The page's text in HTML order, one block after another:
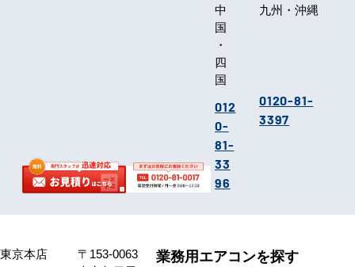
中
国
・
四
国
012
0-
81-
33
96
九州・沖縄
0120-81-
3397
東京本店
〒153-0063
業務用エアコンを探す